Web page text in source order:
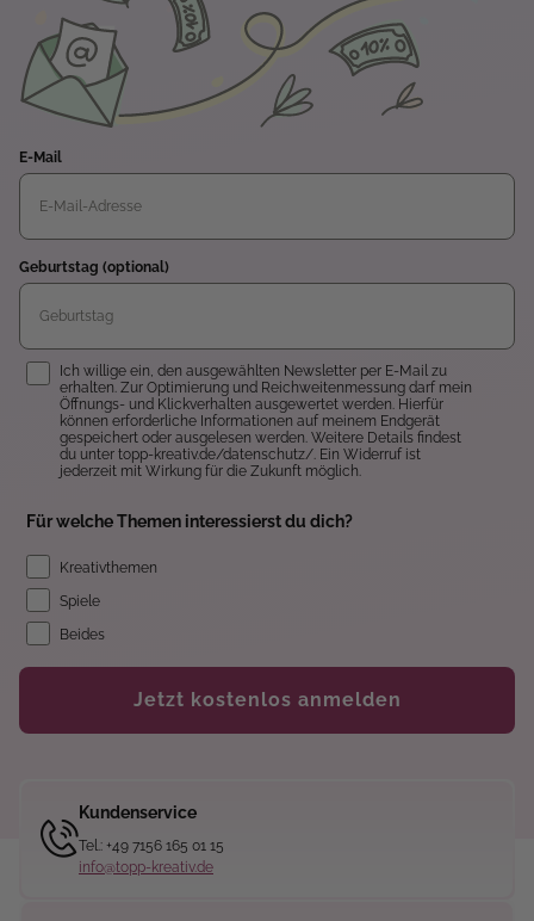
E-Mail
Geburtstag (optional)
Einwilligung
Ich willige ein, den ausgewählten Newsletter per E-Mail zu
erhalten. Zur Optimierung und Reichweitenmessung darf mein
Öffnungs- und Klickverhalten ausgewertet werden. Hierfür
können erforderliche Informationen auf meinem Endgerät
gespeichert oder ausgelesen werden. Weitere Details findest
du unter topp-kreativ.de/datenschutz/. Ein Widerruf ist
jederzeit mit Wirkung für die Zukunft möglich.
Für welche Themen interessierst du dich?
Kreativthemen
Spiele
Beides
Jetzt kostenlos anmelden
Kundenservice
Tel.: +49 7156 165 01 15
info@topp-kreativ.de